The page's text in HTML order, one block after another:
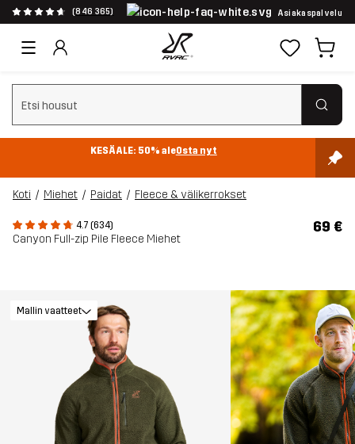
(846 365) Asiakaspalvelu
Tyhjennä haku
KESÄALE: 50% aleOsta nyt
Koti Miehet Paidat Fleece & välikerrokset
4.7 (634)
Canyon Full-zip Pile Fleece Miehet
69 €
Mallin vaatteet